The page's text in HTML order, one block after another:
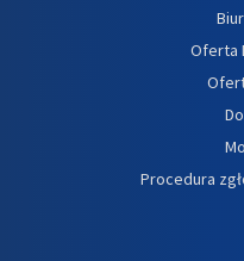
Oferta
Procedura